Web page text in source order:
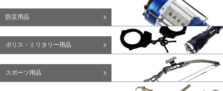
防災用品
ポリス・ミリタリー用品
スポーツ用品